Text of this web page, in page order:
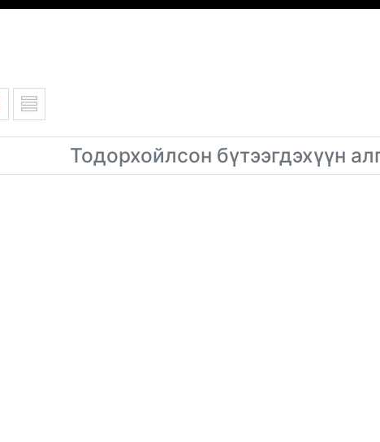
Тодорхойлсон бүтээгдэхүүн